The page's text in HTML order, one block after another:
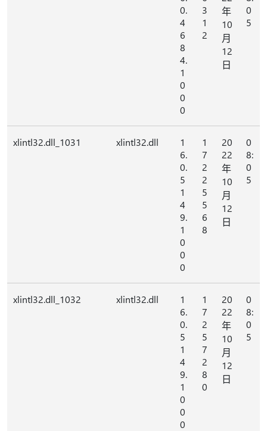
0.
4
6
8
4.
1
0
0
0
3
1
2
年
10
月
12
日
0
5
xlintl32.dll_1031 xlintl32.dll
1
6.
0.
5
1
4
9.
1
0
0
0
1
7
2
2
5
5
6
8
20
22
年
10
月
12
日
0
8:
0
5
xlintl32.dll_1032 xlintl32.dll
1
6.
0.
5
1
4
9.
1
0
0
0
1
7
2
5
7
2
8
0
20
22
年
10
月
12
日
0
8:
0
5